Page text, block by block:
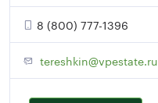
8 (800) 777-1396
tereshkin@vpestate.ru